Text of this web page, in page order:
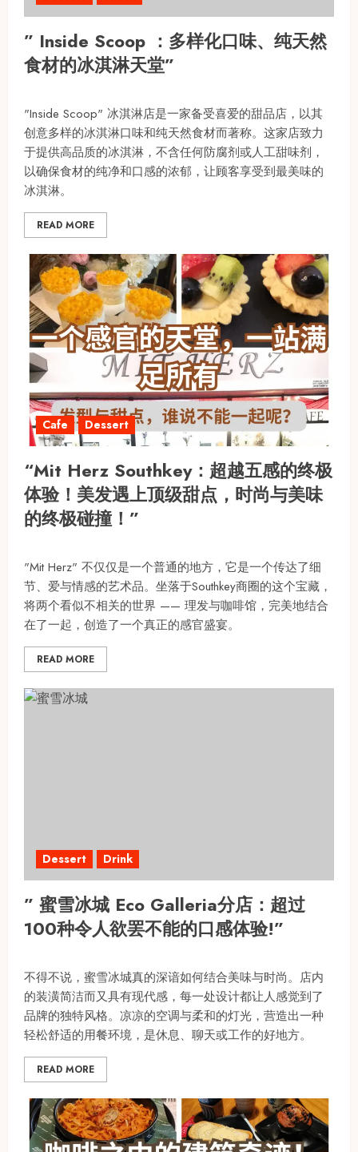
” Inside Scoop ：多样化口味、纯天然
食材的冰淇淋天堂”
"Inside Scoop" 冰淇淋店是一家备受喜爱的甜品店，以其
创意多样的冰淇淋口味和纯天然食材而著称。这家店致力
于提供高品质的冰淇淋，不含任何防腐剂或人工甜味剂，
以确保食材的纯净和口感的浓郁，让顾客享受到最美味的
冰淇淋。
READ MORE
Cafe Dessert
“Mit Herz Southkey：超越五感的终极
体验！美发遇上顶级甜点，时尚与美味
的终极碰撞！”
"Mit Herz" 不仅仅是一个普通的地方，它是一个传达了细
节、爱与情感的艺术品。坐落于Southkey商圈的这个宝藏，
将两个看似不相关的世界 —— 理发与咖啡馆，完美地结合
在了一起，创造了一个真正的感官盛宴。
READ MORE
Dessert Drink
” 蜜雪冰城 Eco Galleria分店：超过
100种令人欲罢不能的口感体验!”
不得不说，蜜雪冰城真的深谙如何结合美味与时尚。店内
的装潢简洁而又具有现代感，每一处设计都让人感觉到了
品牌的独特风格。凉凉的空调与柔和的灯光，营造出一种
轻松舒适的用餐环境，是休息、聊天或工作的好地方。
READ MORE